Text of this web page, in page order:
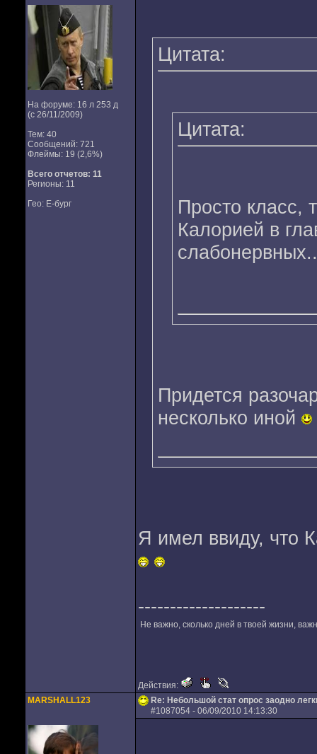
На форуме: 16 л 253 д
(с 26/11/2009)
Тем: 40
Сообщений: 721
Флеймы: 19 (2,6%)
Всего отчетов: 11
Регионы: 11
Гео: Е-бург
Цитата:
Цитата:
Просто класс,
Калорией в
Придется
несколько иной
Я имел ввиду, что
--------------------
Не важно, сколько дней в твоей жизни,
Действия:
MARSHALL123
Re: Небольшой стат опрос заодно
#1087054- 06/09/2010 14:13:30